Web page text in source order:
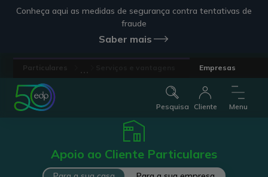
Conheça aqui as medidas de segurança contra tentativas de
fraude
Saber mais
Empresas
Pesquisa Cliente Menu
Apoio ao Cliente Particulares